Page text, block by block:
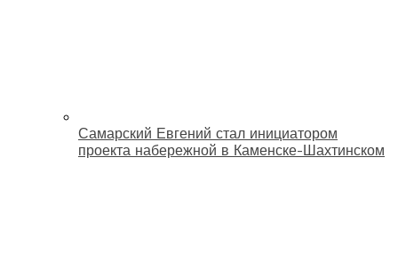
Самарский Евгений стал инициатором
проекта набережной в Каменске-Шахтинском